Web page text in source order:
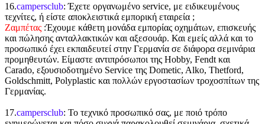
16.campersclub: Έχετε οργανωμένο service, με ειδικευμένους
τεχνίτες, ή είστε αποκλειστικά εμπορική εταιρεία ;
Ζαμπέτας :Έχουμε κάθετη μονάδα εμπορίας οχημάτων, επισκευής
και πώλησης ανταλλακτικών και αξεσουάρ. Και εμείς αλλά και το
προσωπικό έχει εκπαιδευτεί στην Γερμανία σε διάφορα σεμινάρια
προμηθευτών. Είμαστε αντιπρόσωποι της Hobby, Fendt και
Carado, εξουσιοδοτημένο Service της Dometic, Alko, Thetford,
Goldschmitt, Polyplastic και πολλών εργοστασίων τροχοσπίτων της
Γερμανίας.
17.campersclub: Το τεχνικό προσωπικό σας, με ποιό τρόπο